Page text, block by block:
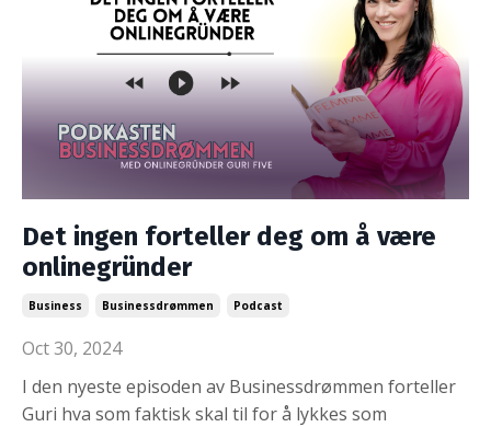
Det ingen forteller deg om å være
onlinegründer
Business Businessdrømmen Podcast
Oct 30, 2024
I den nyeste episoden av Businessdrømmen forteller
Guri hva som faktisk skal til for å lykkes som